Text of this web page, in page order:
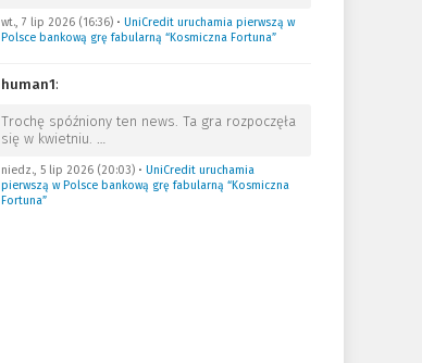
wt., 7 lip 2026 (16:36)• UniCredit uruchamia pierwszą w
Polsce bankową grę fabularną “Kosmiczna Fortuna”
human1:
Trochę spóźniony ten news. Ta gra rozpoczęła
się w kwietniu. …
niedz., 5 lip 2026 (20:03)• UniCredit uruchamia
pierwszą w Polsce bankową grę fabularną “Kosmiczna
Fortuna”